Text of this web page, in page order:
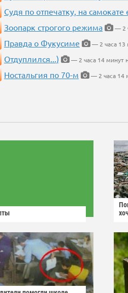
Судя по отпечатку, на самокате
Зоопарк строгого режима
— 2
Правда о Фукусиме
— 2 часа 13
Отдуплился...)
— 2 часа 14 минут
Ностальгия по 70-м — 2 часа 14